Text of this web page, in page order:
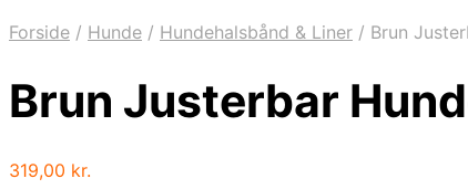
Forside / Hunde / Hundehalsbånd & Liner / Brun
Brun Justerbar
319,00 kr.